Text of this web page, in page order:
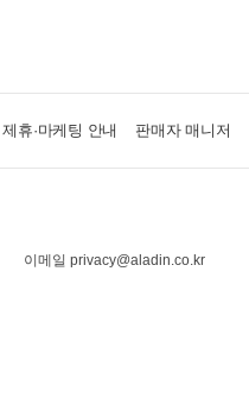
제휴·마케팅 안내 판매자 매니저
이메일 privacy@aladin.co.kr